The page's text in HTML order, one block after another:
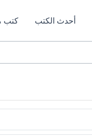
أحدث الكتب كتب